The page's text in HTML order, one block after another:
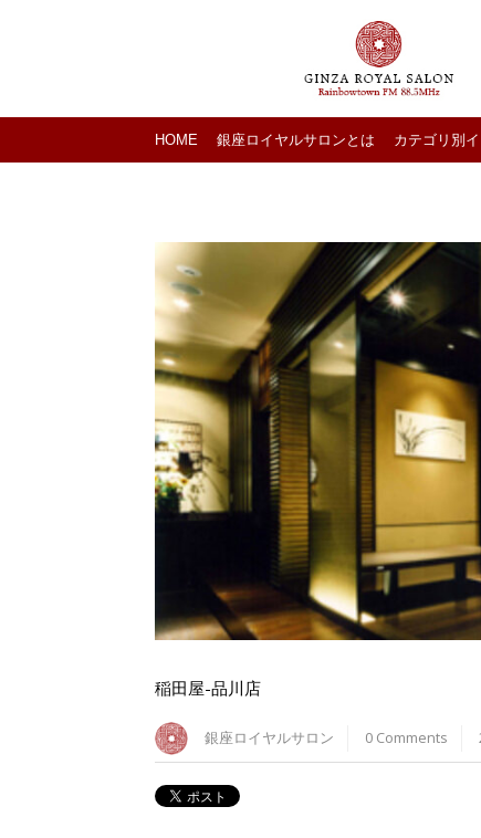
HOME 銀座ロイヤルサロンとは カテゴリ別
稲田屋-品川店
銀座ロイヤルサロン 0 Comments